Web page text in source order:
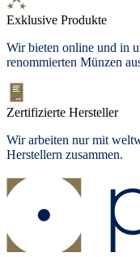
Exklusive Produkte
Wir bieten online und in
renommierten Münzen
Zertifizierte Hersteller
Wir arbeiten nur mit
Herstellern zusammen.